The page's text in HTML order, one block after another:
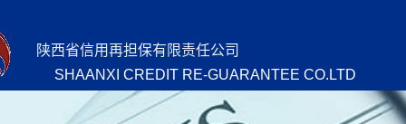
陕西省信用再担保有限责任公司
SHAANXI CREDIT RE-GUARANTEE CO.LTD